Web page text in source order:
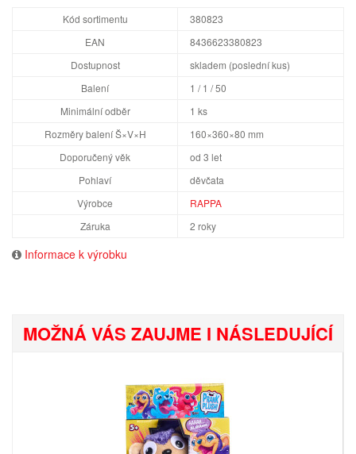
Kód sortimentu
380823
EAN
8436623380823
Dostupnost
skladem (poslední kus)
Balení
1 / 1 / 50
Minimální odběr
1 ks
Rozměry balení Š×V×H
160×360×80 mm
Doporučený věk
od 3 let
Pohlaví
děvčata
Výrobce
RAPPA
Záruka
2 roky
Informace k výrobku
MOŽNÁ VÁS ZAUJME I NÁSLEDUJÍCÍ